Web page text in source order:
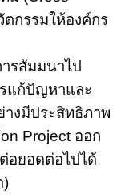
กรรมให้องค์กร
รสัมมนาไป
แก้ปัญหาและ
างมีประสิทธิภาพ
Project ออก
อยอดต่อไปได้
)